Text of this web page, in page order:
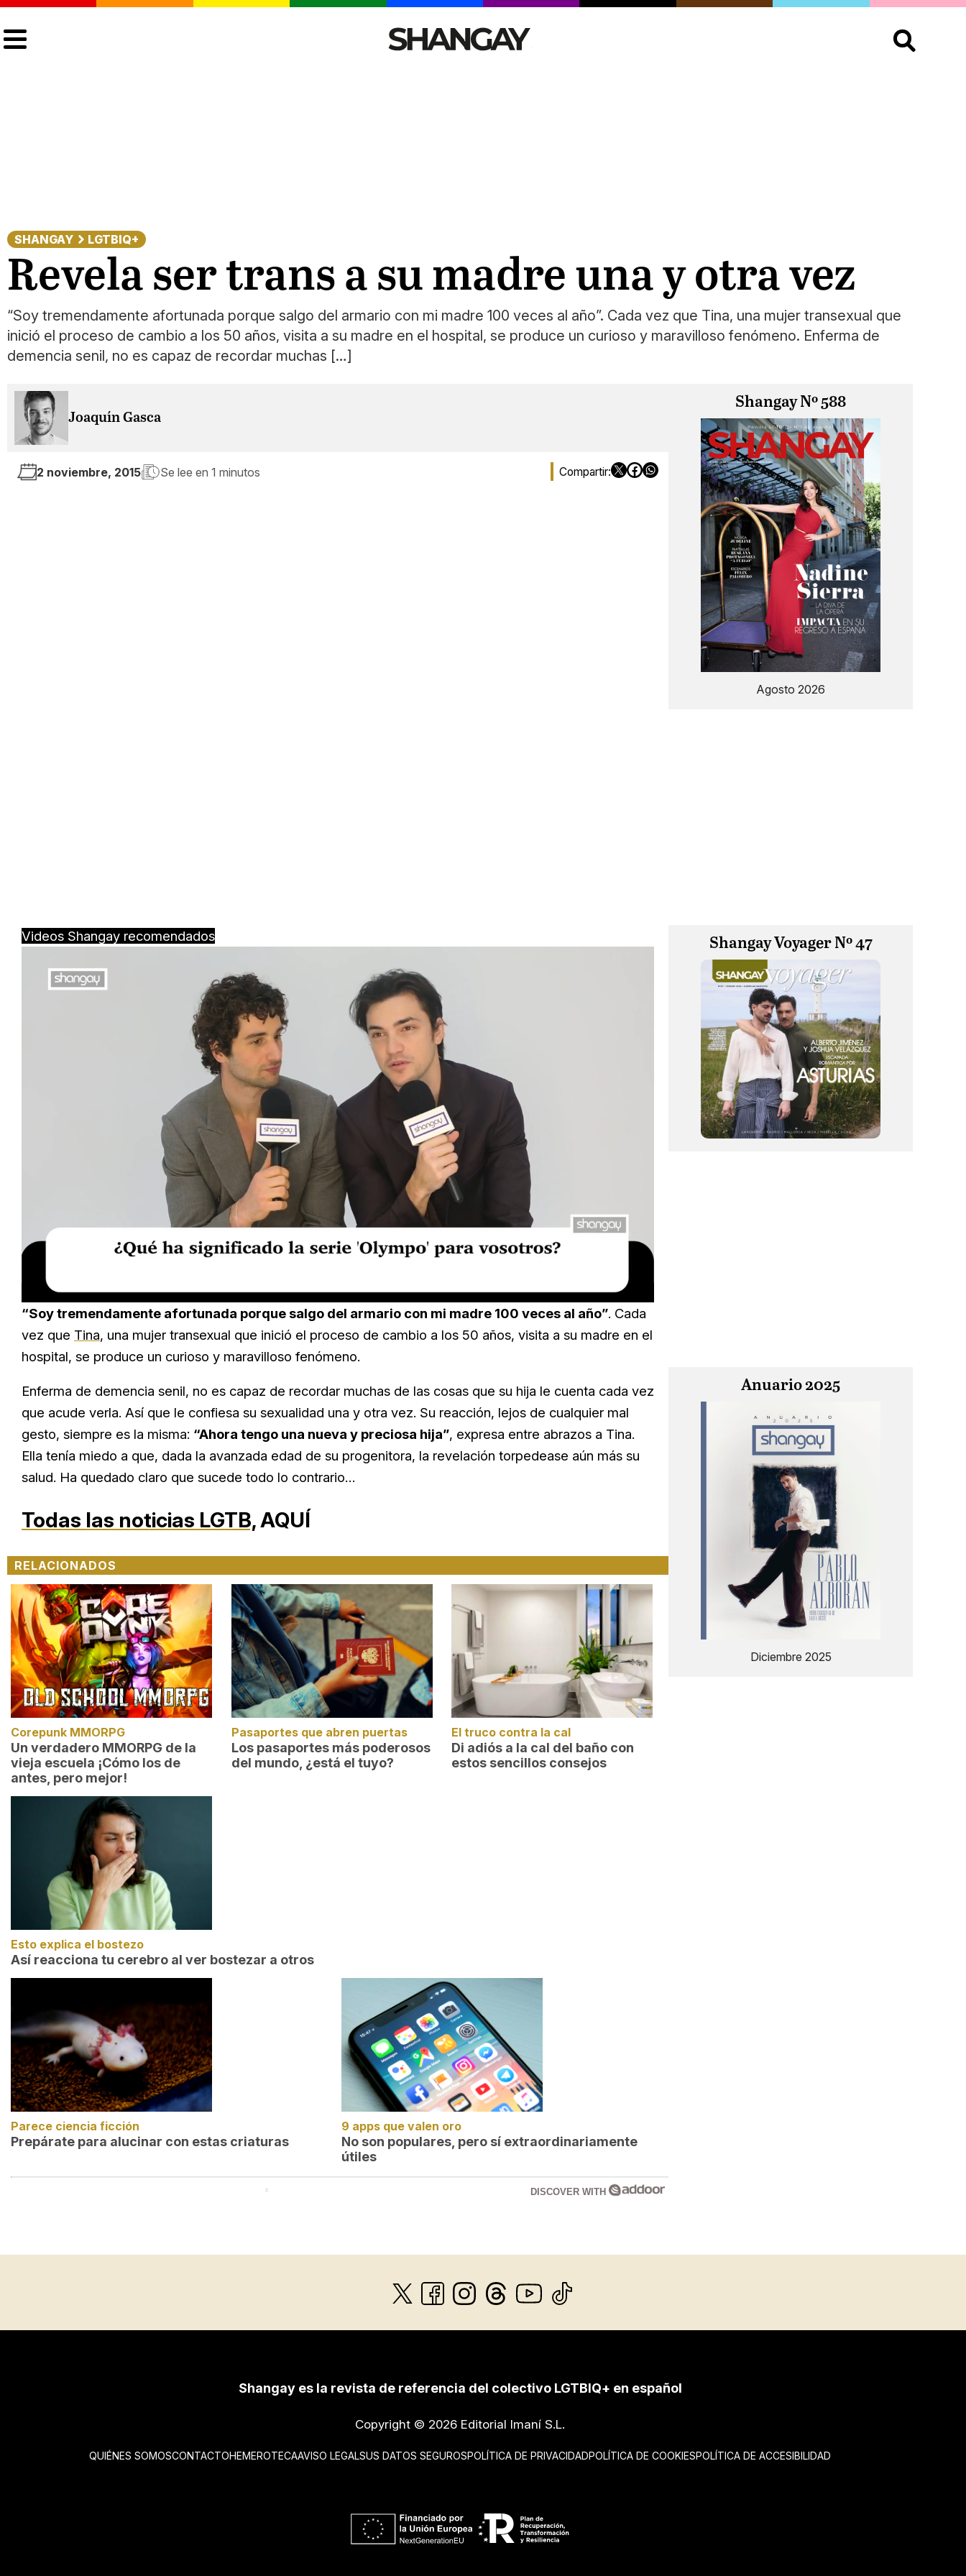
Buscar:
SHANGAY LGTBIQ+
Revela ser trans a su madre una y otra vez
“Soy tremendamente afortunada porque salgo del armario con mi madre 100 veces al año”. Cada vez que Tina, una mujer transexual que
inició el proceso de cambio a los 50 años, visita a su madre en el hospital, se produce un curioso y maravilloso fenómeno. Enferma de
demencia senil, no es capaz de recordar muchas […]
Joaquín Gasca
2 noviembre, 2015 Se lee en 1 minutos
Videos Shangay recomendados
Unmute Loaded:
16.54%
“Soy tremendamente afortunada porque salgo del armario con mi madre 100 veces al año”. Cada
vez que Tina, una mujer transexual que inició el proceso de cambio a los 50 años, visita a su madre en el
hospital, se produce un curioso y maravilloso fenómeno.
Enferma de demencia senil, no es capaz de recordar muchas de las cosas que su hija le cuenta cada vez
que acude verla. Así que le confiesa su sexualidad una y otra vez. Su reacción, lejos de cualquier mal
gesto, siempre es la misma: “Ahora tengo una nueva y preciosa hija”, expresa entre abrazos a Tina.
Ella tenía miedo a que, dada la avanzada edad de su progenitora, la revelación torpedease aún más su
salud. Ha quedado claro que sucede todo lo contrario…
Todas las noticias LGTB,AQUÍ
RELACIONADOS
Corepunk MMORPG
Un verdadero MMORPG de la
vieja escuela ¡Cómo los de
antes, pero mejor!
Pasaportes que abren puertas
Los pasaportes más poderosos
del mundo, ¿está el tuyo?
El truco contra la cal
Di adiós a la cal del baño con
estos sencillos consejos
Esto explica el bostezo
Así reacciona tu cerebro al ver bostezar a otros
Parece ciencia ficción
Prepárate para alucinar con estas criaturas
9 apps que valen oro
No son populares, pero sí extraordinariamente
útiles
DISCOVER WITH
Shangay Nº 588
Agosto 2026
Shangay Voyager Nº 47
Anuario 2025
Diciembre 2025
Shangay es la revista de referencia del colectivo LGTBIQ+ en español
Copyright © 2026 Editorial Imaní S.L.
QUIÉNES SOMOSCONTACTOHEMEROTECAAVISO LEGALSUS DATOS SEGUROSPOLÍTICA DE PRIVACIDADPOLÍTICA DE COOKIESPOLÍTICA DE ACCESIBILIDAD